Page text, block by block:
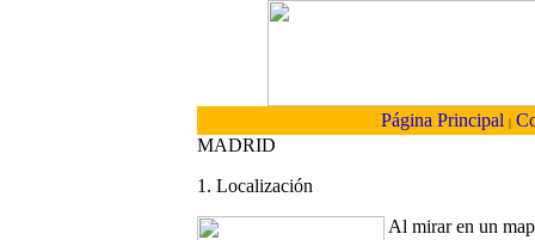
Página Principal |
MADRID
1. Localización
Al mirar en un